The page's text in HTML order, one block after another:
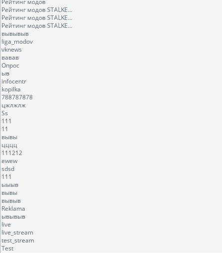
Рейтинг модов
Рейтинг модов STALKE...
Рейтинг модов STALKE...
Рейтинг модов STALKE...
вывывыв
liga_modov
vknews
вавав
Опрос
ыв
infocentr
kopilka
788787878
цжлжлж
Ss
111
11
вывы
цццц
111212
ewew
sdsd
111
ыыыв
вывы
вывыв
Reklama
ывывыв
live
live_stream
test_stream
Test